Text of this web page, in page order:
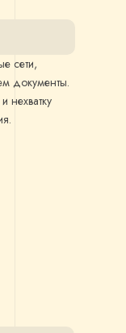
сети,
документы.
нехватку